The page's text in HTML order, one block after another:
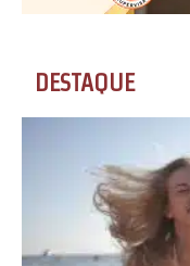
DESTAQUE